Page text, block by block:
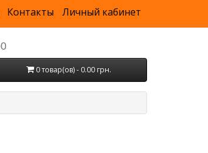
Контакты Личный кабинет
0 товар(ов) - 0.00 грн.